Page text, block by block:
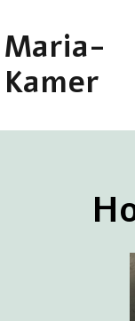
Maria-
Kamer